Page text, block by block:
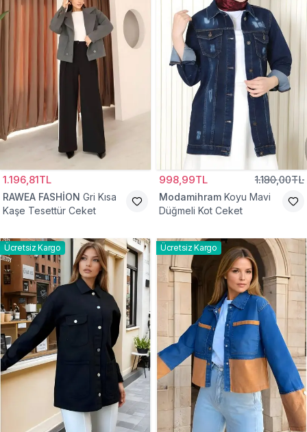
1.196,81TL
RAWEA FASHİON Gri Kısa
Kaşe Tesettür Ceket
998,99TL 1.180,00TL
Modamihram Koyu Mavi
Düğmeli Kot Ceket
Ücretsiz Kargo Ücretsiz Kargo